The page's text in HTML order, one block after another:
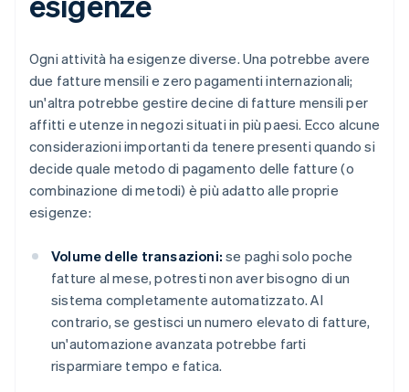
Ogni attività ha esigenze diverse. Una potrebbe avere
due fatture mensili e zero pagamenti internazionali;
un'altra potrebbe gestire decine di fatture mensili per
affitti e utenze in negozi situati in più paesi. Ecco alcune
considerazioni importanti da tenere presenti quando si
decide quale metodo di pagamento delle fatture (o
combinazione di metodi) è più adatto alle proprie
esigenze:
Volume delle transazioni: se paghi solo poche
fatture al mese, potresti non aver bisogno di un
sistema completamente automatizzato. Al
contrario, se gestisci un numero elevato di fatture,
un'automazione avanzata potrebbe farti
risparmiare tempo e fatica.